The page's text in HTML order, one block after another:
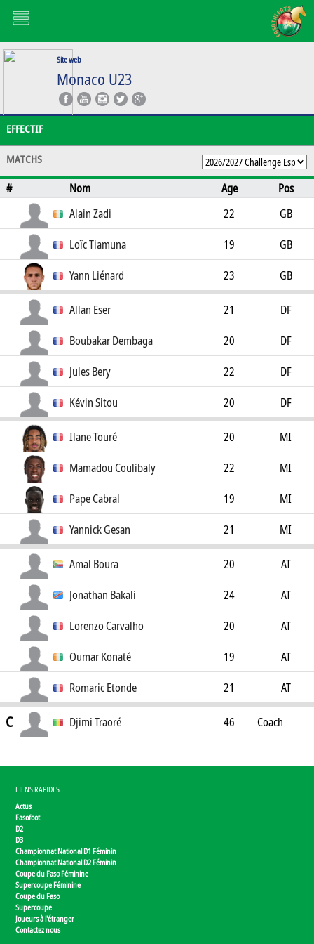
Site web |
Monaco U23
EFFECTIF
MATCHS
# Nom Age
Pos
Alain Zadi
22
GB
Loïc Tiamuna
19
GB
Yann Liénard
23 GB
Allan Eser 21
DF
Boubakar Dembaga
20
DF
Jules Bery
22
DF
Kévin Sitou
20 DF
Ilane Touré 20
MI
Mamadou Coulibaly
22
MI
Pape Cabral
19
MI
Yannick Gesan
21 MI
Amal Boura 20
AT
Jonathan Bakali
24
AT
Lorenzo Carvalho
20
AT
Oumar Konaté
19
AT
Romaric Etonde
21 AT
C Djimi Traoré 46 Coach
LIENS RAPIDES
Actus
Fasofoot
D2
D3
Championnat National D1 Féminin
Championnat National D2 Féminin
Coupe du Faso Féminine
Supercoupe Féminine
Coupe du Faso
Supercoupe
Joueurs à l'étranger
Contactez nous